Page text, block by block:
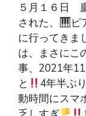
５月１６日
された、
ピ
に行ってきま
は、まさにこ
事、2021年
と
4年半ぶ
動時間にスマ